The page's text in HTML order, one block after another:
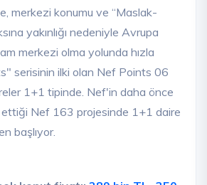
merkezi konumu ve “Maslak-
yakınlığı nedeniyle Avrupa
merkezi olma yolunda hızla
serisinin ilki olan Nef Points 06
1+1 tipinde. Nef'in daha önce
ettiği Nef 163 projesinde 1+1 daire
başlıyor.